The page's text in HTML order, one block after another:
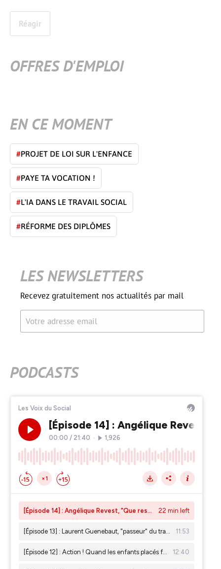
Réagir
OFFRES D'EMPLOI
EN CE MOMENT
#PROJET DE LOI SUR L'ENFANCE
#PAYE TA VOCATION !
#L'IA DANS LE TRAVAIL SOCIAL
#RÉFORME DES DIPLÔMES
LES NEWSLETTERS
Recevez gratuitement nos actualités par mail
Votre adresse email
PODCASTS